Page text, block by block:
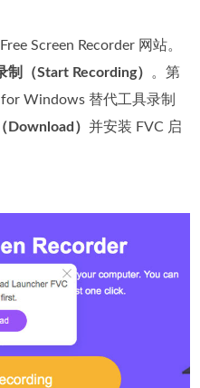
Screen Recorder 网站。
制（Start Recording） 。第
Windows 替代工具录制
Download）并安装 FVC 启